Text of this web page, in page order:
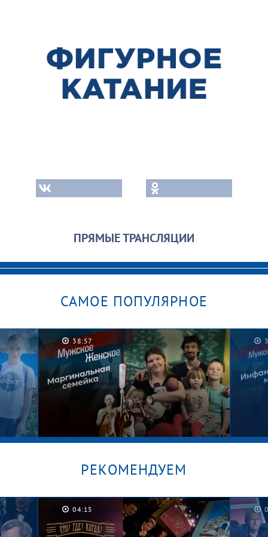
ПРЯМЫЕ ТРАНСЛЯЦИИ
САМОЕ ПОПУЛЯРНОЕ
38:57
Графские развалины. Мужское /
Женское
РЕКОМЕНДУЕМ
04:15